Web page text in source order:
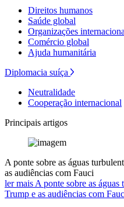
Direitos humanos
Saúde global
Organizações
Comércio global
Ajuda humanitária
Diplomacia suíça
Neutralidade
Cooperação internacional
Principais artigos
A ponte sobre as águas
as audiências com Fauci
ler mais A ponte sobre as
Trump e as audiências com